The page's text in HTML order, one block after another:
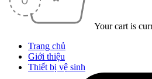
Your cart is
Trang chủ
Giới thiệu
Thiết bị vệ sinh